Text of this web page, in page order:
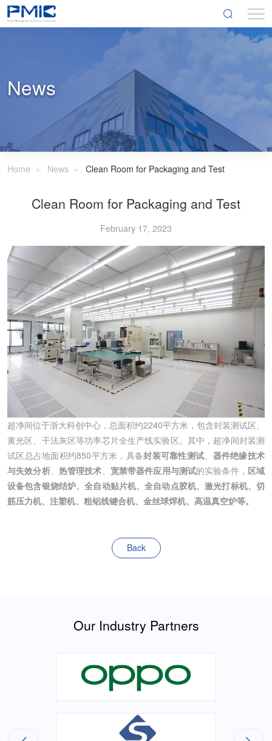
News
Home News Clean Room for Packaging and Test
Clean Room for Packaging and Test
February 17, 2023
超净间位于浙大科创中心，总面积约2240平方米，包含封装测试区、
黄光区、干法灰区等功率芯片全生产线实验区。其中，超净间封装测
试区总占地面积约850平方米，具备封装可靠性测试
器件绝缘技术
与失效分析、 热管理技术 宽禁带器件应用与测试的实验条件， 区域
设备包含银烧结炉、全自动贴片机、全自动点胶机、激光打标机、切
筋压力机、注塑机、粗铝线键合机、金丝球焊机、高温真空炉等。
Back
Our Industry Partners